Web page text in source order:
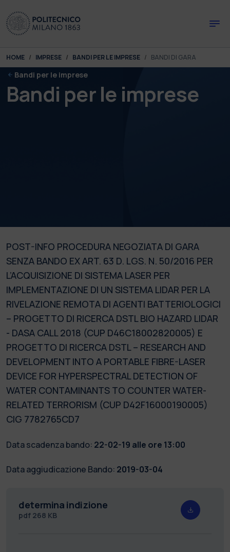
You are here:
HOME IMPRESE BANDI PER LE IMPRESE BANDI DI GARA
Bandi per le imprese
Bandi per le imprese
POST-INFO PROCEDURA NEGOZIATA DI GARA
SENZA BANDO EX ART. 63 D. LGS. N. 50/2016 PER
L’ACQUISIZIONE DI SISTEMA LASER PER
IMPLEMENTAZIONE DI UN SISTEMA LIDAR PER LA
RIVELAZIONE REMOTA DI AGENTI BATTERIOLOGICI
– PROGETTO DI RICERCA DSTL BIO HAZARD LIDAR
- DASA CALL 2018 (CUP D46C18002820005) E
PROGETTO DI RICERCA DSTL – RESEARCH AND
DEVELOPMENT INTO A PORTABLE FIBRE-LASER
DEVICE FOR HYPERSPECTRAL DETECTION OF
WATER CONTAMINANTS TO COUNTER WATER-
RELATED TERRORISM (CUP D42F16000190005)
CIG 7782765CD7
Data scadenza bando: 22-02-19 alle ore 13:00
Data aggiudicazione Bando: 2019-03-04
determina indizione
pdf 268 KB